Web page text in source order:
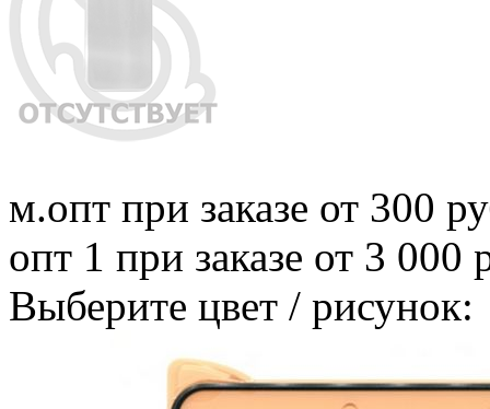
м.опт при заказе от 300
опт 1 при заказе от 3 000
Выберите цвет / рисунок: